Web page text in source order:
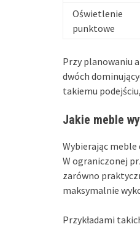
Oświetlenie
punktowe
Przy planowaniu
dwóch
takiemu
Jakie meble
Wybierając meble
W ograniczonej
zarówno
maksymalnie
Przykładami